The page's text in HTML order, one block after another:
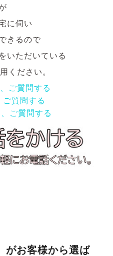
に伺い
きるので
いただいている
ください。
ご質問する
質問する
ご質問する
がお客様から選ば